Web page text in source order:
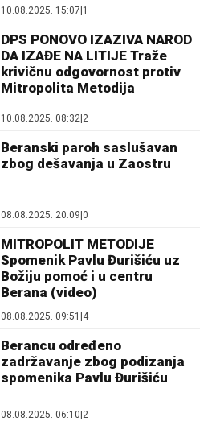
10.08.2025. 15:07 1
DPS PONOVO IZAZIVA NAROD
DA IZAĐE NA LITIJE Traže
krivičnu odgovornost protiv
Mitropolita Metodija
10.08.2025. 08:32 2
Beranski paroh saslušavan
zbog dešavanja u Zaostru
08.08.2025. 20:09|0
MITROPOLIT METODIJE
Spomenik Pavlu Đurišiću uz
Božiju pomoć i u centru
Berana (video)
08.08.2025. 09:51 4
Berancu određeno
zadržavanje zbog podizanja
spomenika Pavlu Đurišiću
08.08.2025. 06:10|2